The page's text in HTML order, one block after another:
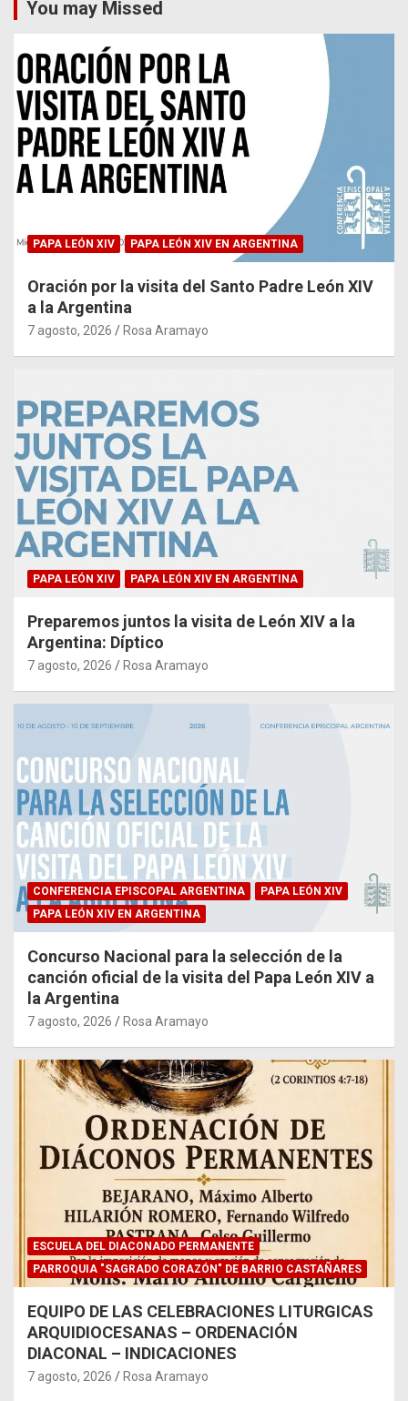
You may Missed
PAPA LEÓN XIV PAPA LEÓN XIV EN ARGENTINA
Oración por la visita del Santo Padre León XIV
a la Argentina
7 agosto, 2026 Rosa Aramayo
PAPA LEÓN XIV PAPA LEÓN XIV EN ARGENTINA
Preparemos juntos la visita de León XIV a la
Argentina: Díptico
7 agosto, 2026 Rosa Aramayo
CONFERENCIA EPISCOPAL ARGENTINA
PAPA LEÓN XIV
PAPA LEÓN XIV EN ARGENTINA
Concurso Nacional para la selección de la
canción oficial de la visita del Papa León XIV a
la Argentina
7 agosto, 2026 Rosa Aramayo
ESCUELA DEL DIACONADO PERMANENTE
PARROQUIA "SAGRADO CORAZÓN" DE BARRIO CASTAÑARES
EQUIPO DE LAS CELEBRACIONES LITURGICAS
ARQUIDIOCESANAS – ORDENACIÓN
DIACONAL – INDICACIONES
7 agosto, 2026 Rosa Aramayo